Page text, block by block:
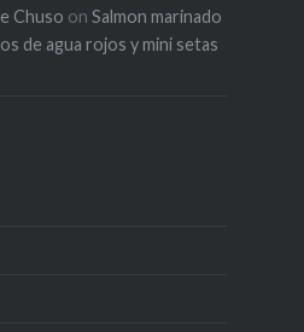
Chuso on Salmon marinado
de agua rojos y mini setas